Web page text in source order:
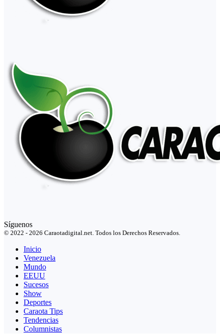
Síguenos
© 2022 - 2026 Caraotadigital.net. Todos los Derechos Reservados.
Inicio
Venezuela
Mundo
EEUU
Sucesos
Show
Deportes
Caraota Tips
Tendencias
Columnistas